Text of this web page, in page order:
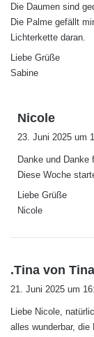
t
:
Die Daumen sind
Die Palme gefällt
Lichterkette daran.
Liebe Grüße
Sabine
Nicole
t
:
23. Juni 2025 um
Danke und Danke
Diese Woche
Liebe Grüße
Nicole
.Tina von
21. Juni 2025 um
Liebe Nicole,
alles wunderbar,